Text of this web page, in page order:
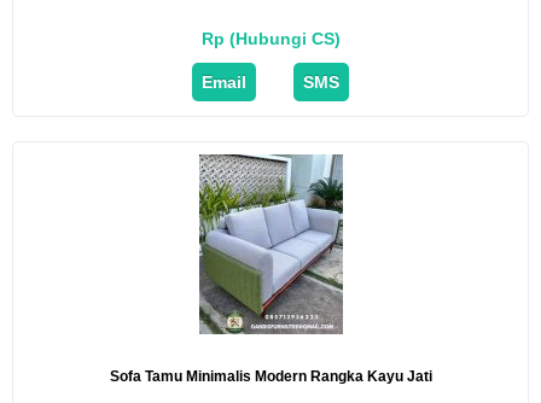
Rp (Hubungi CS)
Email SMS
Sofa Tamu Minimalis Modern Rangka Kayu Jati